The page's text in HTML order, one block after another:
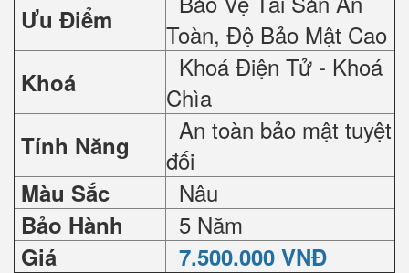
Ưu Điểm
Toàn, Độ Bảo Mật Cao
Khoá
Khoá Điện Tử - Khoá
Chìa
Tính Năng
An toàn bảo mật tuyệt
đối
Màu Sắc Nâu
Bảo Hành 5 Năm
Giá 7.500.000 VNĐ